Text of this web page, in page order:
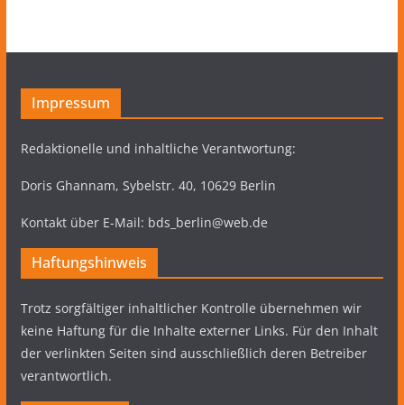
Impressum
Redaktionelle und inhaltliche Verantwortung:
Doris Ghannam, Sybelstr. 40, 10629 Berlin
Kontakt über E-Mail: bds_berlin@web.de
Haftungshinweis
Trotz sorgfältiger inhaltlicher Kontrolle übernehmen wir
keine Haftung für die Inhalte externer Links. Für den Inhalt
der verlinkten Seiten sind ausschließlich deren Betreiber
verantwortlich.